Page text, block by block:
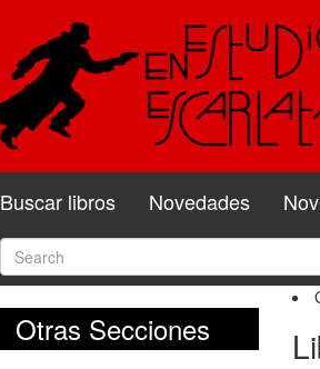
Buscar libros Novedades
Otras Secciones